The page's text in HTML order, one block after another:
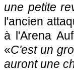
une petite
l'ancien
à l'Arena
«C'est un
auront une